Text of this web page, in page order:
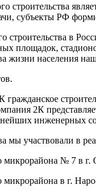
строительства
субъекты РФ
строительства в
площадок,
жизни населения
2К
инженерных
мы участвовали в
микрорайона № 7 в г.
микрорайона в г.